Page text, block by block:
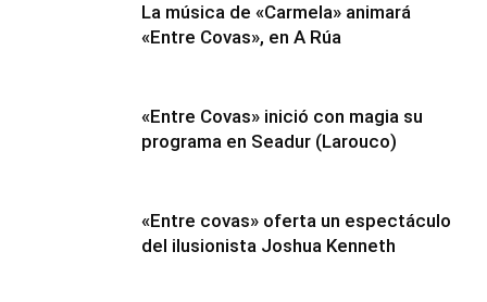
La música de «Carmela» animará
«Entre Covas», en A Rúa
«Entre Covas» inició con magia su
programa en Seadur (Larouco)
«Entre covas» oferta un espectáculo
del ilusionista Joshua Kenneth